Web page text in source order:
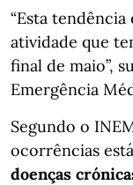
“Esta
atividade que
final de maio”,
Emergência
Segundo o
ocorrências
doenças